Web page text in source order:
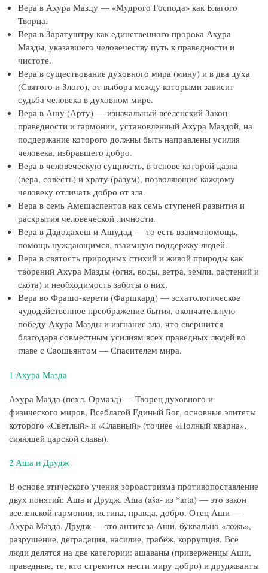
Вера в Ахура Мазду — «Мудрого Господа» как Благого
Творца.
Вера в Заратуштру как единственного пророка Ахура
Мазды, указавшего человечеству путь к праведности и
чистоте.
Вера в существование духовного мира (мину) и в два духа
(Святого и Злого), от выбора между которыми зависит
судьба человека в духовном мире.
Вера в Ашу (Арту) — изначальный вселенский Закон
праведности и гармонии, установленный Ахура Маздой, на
поддержание которого должны быть направлены усилия
человека, избравшего добро.
Вера в человеческую сущность, в основе которой даэна
(вера, совесть) и храту (разум), позволяющие каждому
человеку отличать добро от зла.
Вера в семь Амешаспентов как семь ступеней развития и
раскрытия человеческой личности.
Вера в Дадодахеш и Ашудад — то есть взаимопомощь,
помощь нуждающимся, взаимную поддержку людей.
Вера в святость природных стихий и живой природы как
творений Ахура Мазды (огня, воды, ветра, земли, растений и
скота) и необходимость заботы о них.
Вера во Фрашо-керети (Фаршкард) — эсхатологическое
чудодейственное преображение бытия, окончательную
победу Ахура Мазды и изгнание зла, что свершится
благодаря совместным усилиям всех праведных людей во
главе с Саошьянтом — Спасителем мира.
1 Ахура Мазда
Ахура Мазда (пехл. Ормазд) — Творец духовного и
физического миров, Всеблагой Единый Бог, основные эпитеты
которого «Светлый» и «Славный» (точнее «Полный хварна»,
сияющей царской славы).
2 Аша и Друдж
В основе этического учения зороастризма противопоставление
двух понятий: Аша и Друдж. Аша (aša- из *arta) — это закон
вселенской гармонии, истина, правда, добро. Отец Аши —
Ахура Мазда. Друдж — это антитеза Аши, буквально «ложь»,
разрушение, деградация, насилие, грабёж, коррупция. Все
люди делятся на две категории: ашаваны (приверженцы Аши,
праведные, те, кто стремится нести миру добро) и друджванты